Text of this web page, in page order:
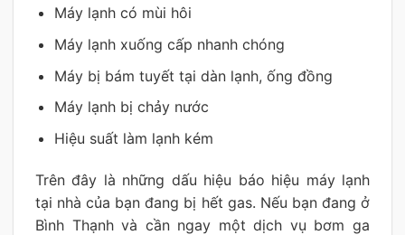
Máy lạnh có mùi hôi
Máy lạnh xuống cấp nhanh chóng
Máy bị bám tuyết tại dàn lạnh, ống đồng
Máy lạnh bị chảy nước
Hiệu suất làm lạnh kém
Trên đây là những dấu hiệu báo hiệu máy lạnh
tại nhà của bạn đang bị hết gas. Nếu bạn đang ở
Bình Thạnh và cần ngay một dịch vụ bơm ga